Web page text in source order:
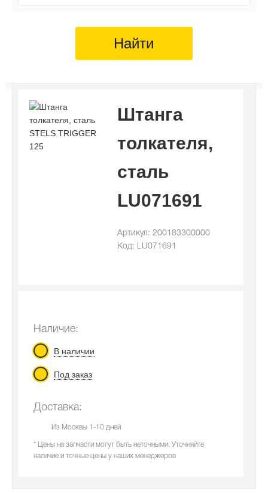
Найти
Штанга
толкателя,
сталь
LU071691
Артикул: 200183300000
Код: LU071691
Наличие:
В наличии
Под заказ
Доставка:
Из Москвы 1-10 дней
* Цены на запчасти могут быть неточными. Уточняйте
наличие и точные цены у наших менеджеров